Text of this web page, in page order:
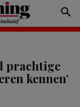
prachtige
kennen’